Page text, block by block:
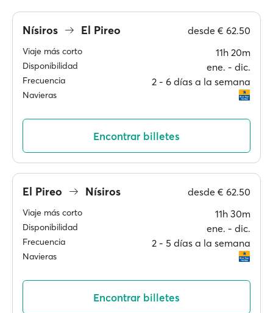
Nísiros El Pireo desde € 62.50
Viaje más corto 11h 20m
Disponibilidad ene. ‐ dic.
Frecuencia 2 ‐ 6 días a la semana
Navieras
Encontrar billetes
El Pireo Nísiros desde € 62.50
Viaje más corto 11h 30m
Disponibilidad ene. ‐ dic.
Frecuencia 2 ‐ 5 días a la semana
Navieras
Encontrar billetes